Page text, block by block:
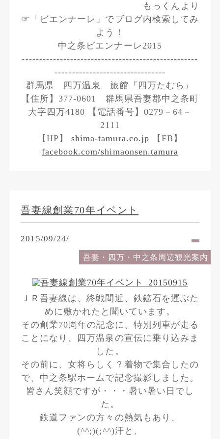
もっくんより
☞「ビエンナーレ」でブログ内検索してみ
よう！
中之条ビエンナーレ2015
---------------------------------------------------
--------------------------------
群馬県 四万温泉 旅館『四万たむら』
【住所】377-0601 群馬県吾妻郡中之条町
大字四万4180 【電話番号】0279－64－
2111
【HP】shima-tamura.co.jp 【FB】
facebook.com/shimaonsen.tamura
吾妻線創業70年イベント
2015/09/24/
吾妻・四万・中之条周辺観光案内
ＪＲ吾妻線は、終戦間近、鉄鉱石を運ぶた
めに敷かれたと聞いています。
その創業70周年の記念に、特別列車が走る
ことになり、四万温泉の宣伝に乗り込みま
した。
その前に、女将らしく？着物で集合したの
で、中之条駅ホームで記念撮影しました。
皆さん笑顔ですが・・・暑い暑い日でし
た。
鉄道ファンの方々の熱気もあり、
(^^;)(;^^)汗と、